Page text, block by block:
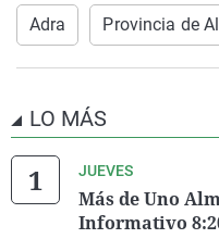
Adra Provincia de
LO MÁS
JUEVES
Más de Uno
Informativo